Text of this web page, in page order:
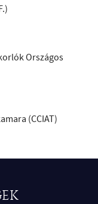
Országos
(CCIAT)